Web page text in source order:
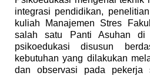
integrasi pendidikan,
kuliah Manajemen Stres
salah satu Panti Asuhan di
psikoedukasi disusun
kebutuhan yang dilakukan
dan observasi pada